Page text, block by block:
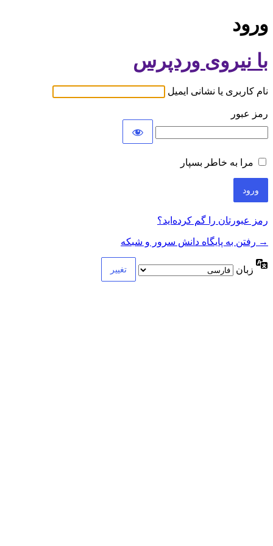
ورود
با نیروی وردپرس
نام کاربری یا نشانی ایمیل
رمز عبور
مرا به خاطر بسپار
رمز عبورتان را گم کرده‌اید؟
→ رفتن به پایگاه دانش سرور و شبکه
زبان